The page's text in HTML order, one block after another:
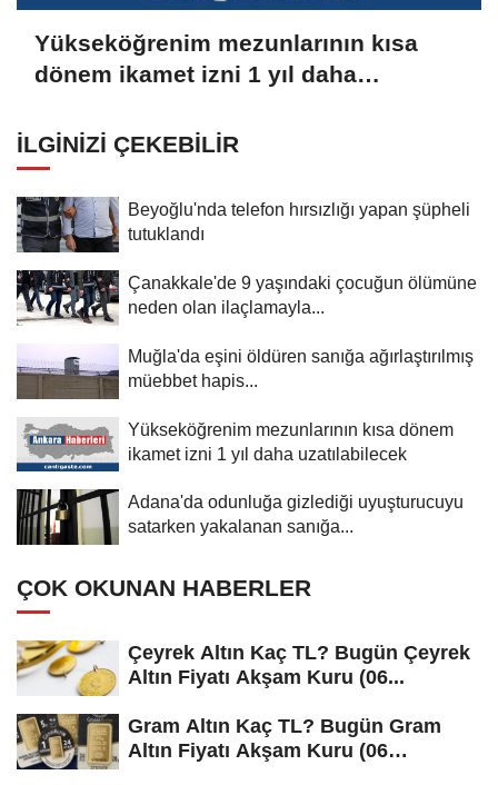
Yükseköğrenim mezunlarının kısa
dönem ikamet izni 1 yıl daha
İLGINIZI ÇEKEBILIR
Beyoğlu'nda telefon hırsızlığı yapan şüpheli
tutuklandı
Çanakkale'de 9 yaşındaki çocuğun ölümüne
neden olan ilaçlamayla...
Muğla'da eşini öldüren sanığa ağırlaştırılmış
müebbet hapis...
Yükseköğrenim mezunlarının kısa dönem
ikamet izni 1 yıl daha uzatılabilecek
Adana'da odunluğa gizlediği uyuşturucuyu
satarken yakalanan sanığa...
ÇOK OKUNAN HABERLER
Çeyrek Altın Kaç TL? Bugün Çeyrek
Altın Fiyatı Akşam Kuru (06...
Gram Altın Kaç TL? Bugün Gram
Altın Fiyatı Akşam Kuru (06